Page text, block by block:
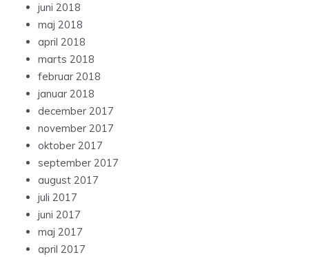
juni 2018
maj 2018
april 2018
marts 2018
februar 2018
januar 2018
december 2017
november 2017
oktober 2017
september 2017
august 2017
juli 2017
juni 2017
maj 2017
april 2017